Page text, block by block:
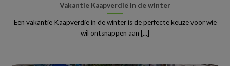
Vakantie Kaapverdië in de winter
Een vakantie Kaapverdië in de winter is de perfecte keuze voor wie
wil ontsnappen aan [...]